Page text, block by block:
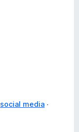
social media